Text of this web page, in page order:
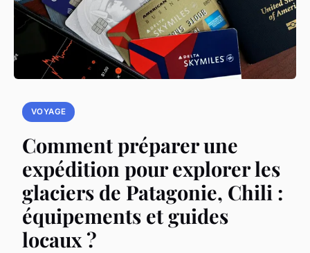
VOYAGE
Comment préparer une
expédition pour explorer les
glaciers de Patagonie, Chili :
équipements et guides
locaux ?